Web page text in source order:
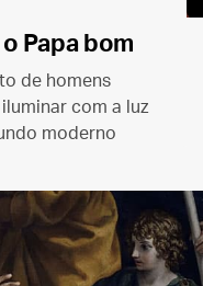
Papa bom
de homens
com a luz
moderno